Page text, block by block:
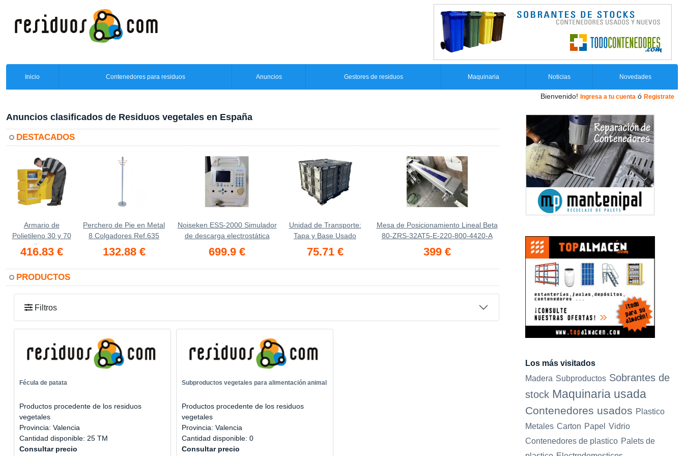
Inicio Contenedores para residuos Anuncios Gestores de residuos Maquinaria Noticias Novedades
Bienvenido! Ingresa a tu cuenta ó Registrate
Anuncios clasificados de Residuos vegetales en España
DESTACADOS
Armario de
Polietileno 30 y 70
litros
416.83 €
Perchero de Pie en Metal
8 Colgadores Ref.635
132.88 €
Noiseken ESS-2000 Simulador
de descarga electrostática
699.9 €
Unidad de Transporte:
Tapa y Base Usado
75.71 €
Mesa de Posicionamiento Lineal Beta
80-ZRS-32AT5-E-220-800-4420-A
399 €
PRODUCTOS
Filtros
Fécula de patata
Productos procedente de los residuos
vegetales
Provincia: Valencia
Cantidad disponible: 25 TM
Consultar precio
Subproductos vegetales para alimentación animal
Productos procedente de los residuos
vegetales
Provincia: Valencia
Cantidad disponible: 0
Consultar precio
Los más visitados
Madera Subproductos Sobrantes de
stock Maquinaria usada
Contenedores usados Plastico
Metales Carton Papel Vidrio
Contenedores de plastico Palets de